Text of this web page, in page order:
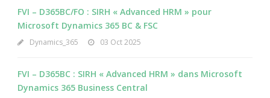
FVI – D365BC/FO : SIRH « Advanced HRM » pour
Microsoft Dynamics 365 BC & FSC
Dynamics_365 03 Oct 2025
FVI – D365BC : SIRH « Advanced HRM » dans Microsoft
Dynamics 365 Business Central